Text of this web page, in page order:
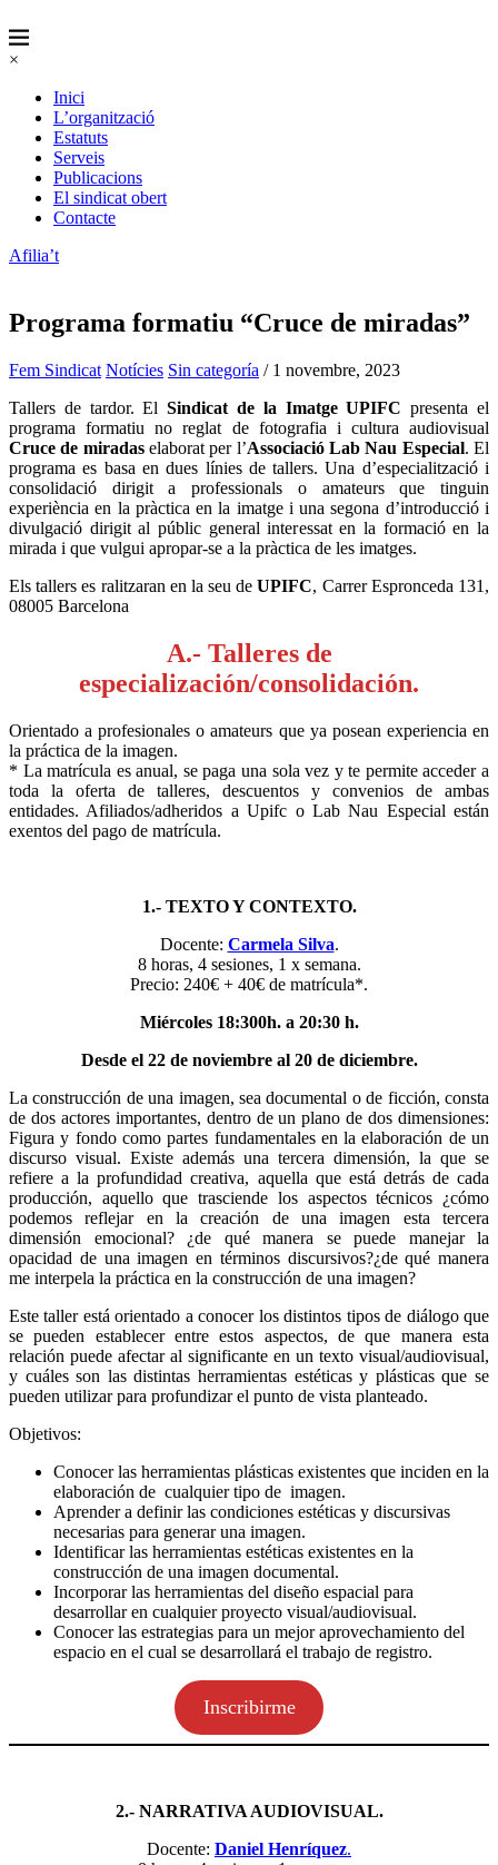
×
Inici
L’organització
Estatuts
Serveis
Publicacions
El sindicat obert
Contacte
Afilia’t
Programa formatiu “Cruce de miradas”
Fem Sindicat Notícies Sin categoría / 1 novembre, 2023
Tallers de tardor. ElSindicat de la Imatge UPIFC presenta el
programa formatiu no reglat de fotografia i cultura audiovisual
Cruce de miradaselaborat per l’Associació Lab Nau Especial. El
programa es basa en dues línies de tallers. Una d’especialització i
consolidació dirigit a professionals o amateurs que tinguin
experiència en la pràctica en la imatge i una segona d’introducció i
divulgació dirigit al públic general interessat en la formació en la
mirada i que vulgui apropar-se a la pràctica de les imatges.
Els tallers es ralitzaran en la seu deUPIFC, Carrer Espronceda 131,
08005 Barcelona
A.- Talleres de
especialización/consolidación.
Orientado a profesionales o amateurs que ya posean experiencia en
la práctica de la imagen.
* La matrícula es anual, se paga una sola vez y te permite acceder a
toda la oferta de talleres, descuentos y convenios de ambas
entidades. Afiliados/adheridos a Upifc o Lab Nau Especial están
exentos del pago de matrícula.
1.- TEXTO Y CONTEXTO.
Docente: Carmela Silva.
8 horas, 4 sesiones, 1 x semana.
Precio: 240€ + 40€ de matrícula*.
Miércoles 18:300h. a 20:30 h.
Desde el 22 de noviembre al 20 de diciembre.
La construcción de una imagen, sea documental o de ficción, consta
de dos actores importantes, dentro de un plano de dos dimensiones:
Figura y fondo como partes fundamentales en la elaboración de un
discurso visual. Existe además una tercera dimensión, la que se
refiere a la profundidad creativa, aquella que está detrás de cada
producción, aquello que trasciende los aspectos técnicos ¿cómo
podemos reflejar en la creación de una imagen esta tercera
dimensión emocional? ¿de qué manera se puede manejar la
opacidad de una imagen en términos discursivos?¿de qué manera
me interpela la práctica en la construcción de una imagen?
Este taller está orientado a conocer los distintos tipos de diálogo que
se pueden establecer entre estos aspectos, de que manera esta
relación puede afectar al significante en un texto visual/audiovisual,
y cuáles son las distintas herramientas estéticas y plásticas que se
pueden utilizar para profundizar el punto de vista planteado.
Objetivos:
Conocer las herramientas plásticas existentes que inciden en la
elaboración de cualquier tipo de imagen.
Aprender a definir las condiciones estéticas y discursivas
necesarias para generar una imagen.
Identificar las herramientas estéticas existentes en la
construcción de una imagen documental.
Incorporar las herramientas del diseño espacial para
desarrollar en cualquier proyecto visual/audiovisual.
Conocer las estrategias para un mejor aprovechamiento del
espacio en el cual se desarrollará el trabajo de registro.
Inscribirme
2.- NARRATIVA AUDIOVISUAL.
Docente: Daniel Henríquez.